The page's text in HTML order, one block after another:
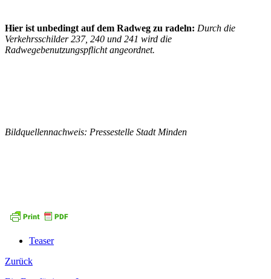
Hier ist unbedingt auf dem Radweg zu radeln: Durch die
Verkehrsschilder 237, 240 und 241 wird die
Radwegebenutzungspflicht angeordnet.
Bildquellennachweis: Pressestelle Stadt Minden
Teaser
Zurück